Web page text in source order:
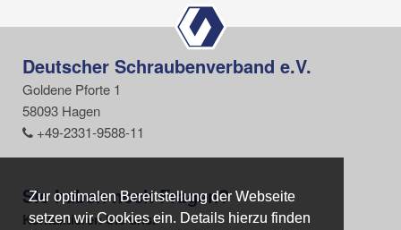
Zur optimalen Bereitstellung der Webseite
setzen wir Cookies ein. Details hierzu finden
Zur optimalen Bereitstellung der Webseite
setzen wir Cookies ein. Details hierzu finden
Deutscher Schraubenverband e.V.
Goldene Pforte 1
58093 Hagen
+49-2331-9588-11
Sie haben noch Fragen?
Kontaktieren Sie uns.